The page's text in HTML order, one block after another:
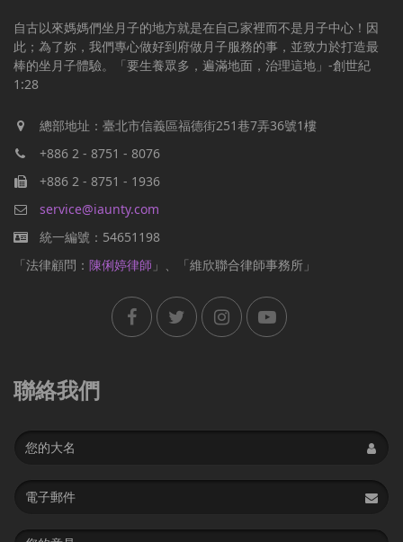
自古以來媽媽們坐月子的地方就是在自己家裡而不是月子中心！因
此；為了妳，我們專心做好到府做月子服務的事，並致力於打造最
棒的坐月子體驗。「要生養眾多，遍滿地面，治理這地」-創世紀
1:28
總部地址：臺北市信義區福德街251巷7弄36號1樓
+886 2 - 8751 - 8076
+886 2 - 8751 - 1936
service@iaunty.com
統一編號：54651198
「法律顧問： 陳俐婷律師 」、「維欣聯合律師事務所」
聯絡我們
Name
Email
address
Message